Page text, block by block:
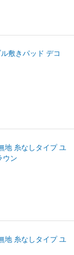
敷きパッド デコ
地 糸なしタイプ ユ
ウン
地 糸なしタイプ ユ